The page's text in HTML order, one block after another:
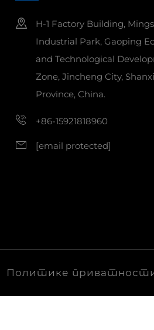
H-1 Factory Building,
Industrial Park, Gaoping
and Technological
Zone, Jincheng City, Shanxi
Province, China.
+86-15921818960
[email protected]
Политике